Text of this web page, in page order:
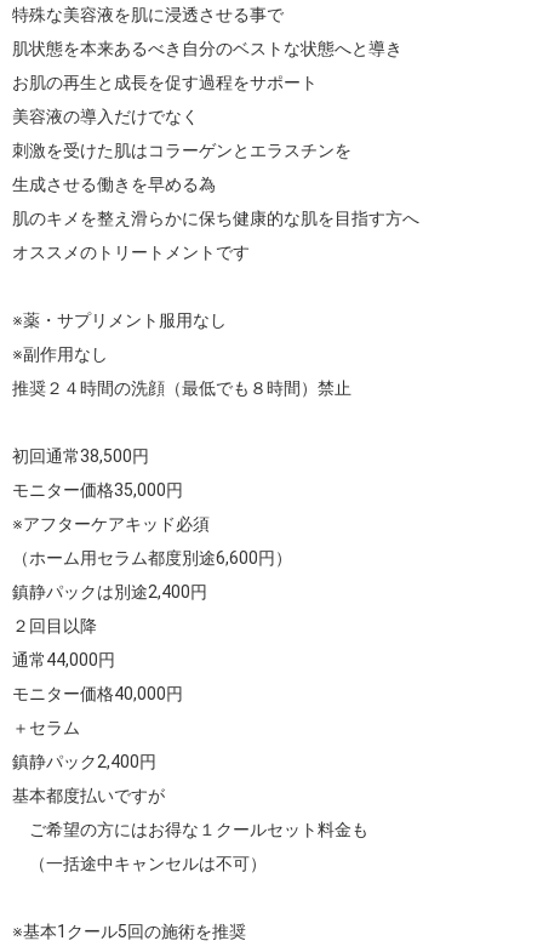
特殊な美容液を肌に浸透させる事で
肌状態を本来あるべき自分のベストな状態へと導き
お肌の再生と成長を促す過程をサポート
美容液の導入だけでなく
刺激を受けた肌はコラーゲンとエラスチンを
生成させる働きを早める為
肌のキメを整え滑らかに保ち健康的な肌を目指す方へ
オススメのトリートメントです
※薬・サプリメント服用なし
※副作用なし
推奨２４時間の洗顔（最低でも８時間）禁止
初回通常38,500円
モニター価格35,000円
※アフターケアキッド必須
（ホーム用セラム都度別途6,600円）
鎮静パックは別途2,400円
２回目以降
通常44,000円
モニター価格40,000円
＋セラム
鎮静パック2,400円
基本都度払いですが
ご希望の方にはお得な１クールセット料金も
（一括途中キャンセルは不可）
※基本1クール5回の施術を推奨